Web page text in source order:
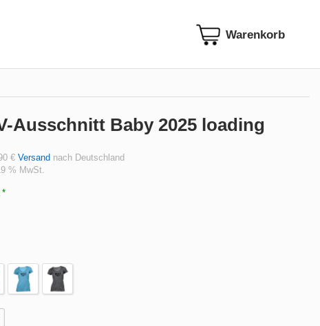
Ausschnitt Baby 2025 loading
€ Versand nach Deutschland
% MwSt.
*